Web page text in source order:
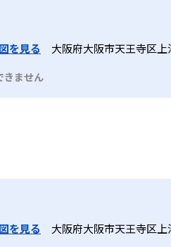
を見る 大阪府大阪市天王寺区
きません
を見る 大阪府大阪市天王寺区